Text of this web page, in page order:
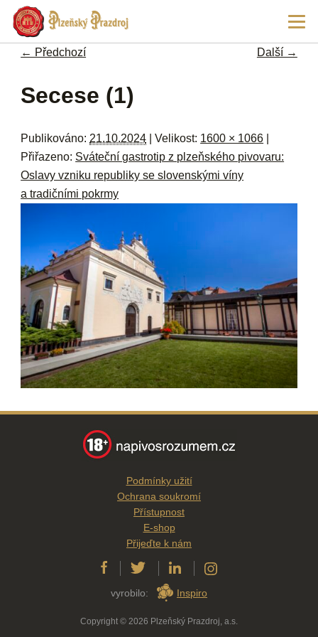
← Předchozí Další →
Secese (1)
Publikováno: 21.10.2024 | Velikost: 1600 × 1066
Přiřazeno: Sváteční gastrotip z plzeňského pivovaru:
Oslavy vzniku republiky se slovenskými víny
a tradičními pokrmy
Podmínky užití
Ochrana soukromí
Přístupnost
E-shop
Přijeďte k nám
vyrobilo: Inspiro
Copyright © 2026 Plzeňský Prazdroj, a.s.